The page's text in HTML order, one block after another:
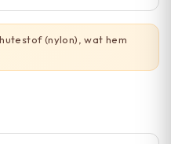
(nylon), wat hem